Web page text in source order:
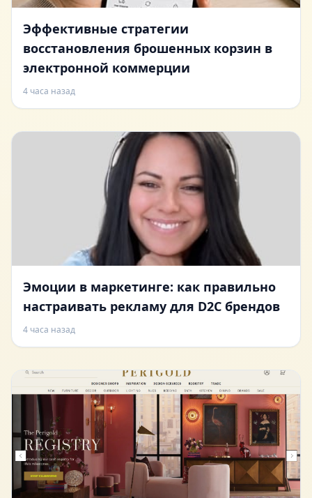
Эффективные стратегии
восстановления брошенных корзин в
электронной коммерции
4 часа назад
Эмоции в маркетинге: как правильно
настраивать рекламу для D2C брендов
4 часа назад